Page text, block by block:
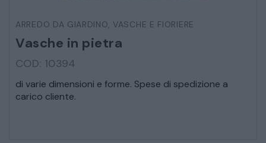
TAVOLI TAVOLINI CONSOLE
CREDENZE – DOPPI CORPI – BUFFET
ARREDO DA GIARDINO, VASCHE E FIORIERE
Vasche in pietra
COD: 10394
di varie dimensioni e forme. Spese di spedizione a
carico cliente.